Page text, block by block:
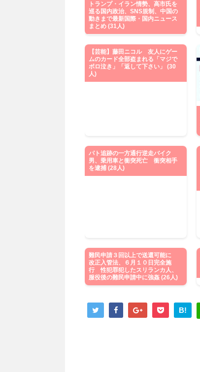
トランプ・イラン情勢、高市氏を
巡る国内政治、SNS規制、中国の
動きまで最新国際・国内ニュース
まとめ (31人)
【芸能】藤田ニコル 友人にゲー
ムのカード全部盗まれる「マジで
ボロ泣き」「返して下さい」 (30
人)
パト追跡の一方通行逆走バイク
男、乗用車と衝突死亡 衝突相手
を逮捕 (28人)
難民申請３回以上で送還可能に
改正入管法、６月１０日完全施
行 性犯罪犯したスリランカ人、
服役後の難民申請中に強姦 (26人)
B!